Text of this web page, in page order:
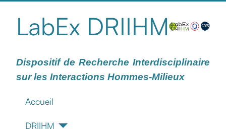
LabEx DRIIHM
Dispositif de Recherche Interdisciplinaire
sur les Interactions Hommes-Milieux
Accueil
DRIIHM